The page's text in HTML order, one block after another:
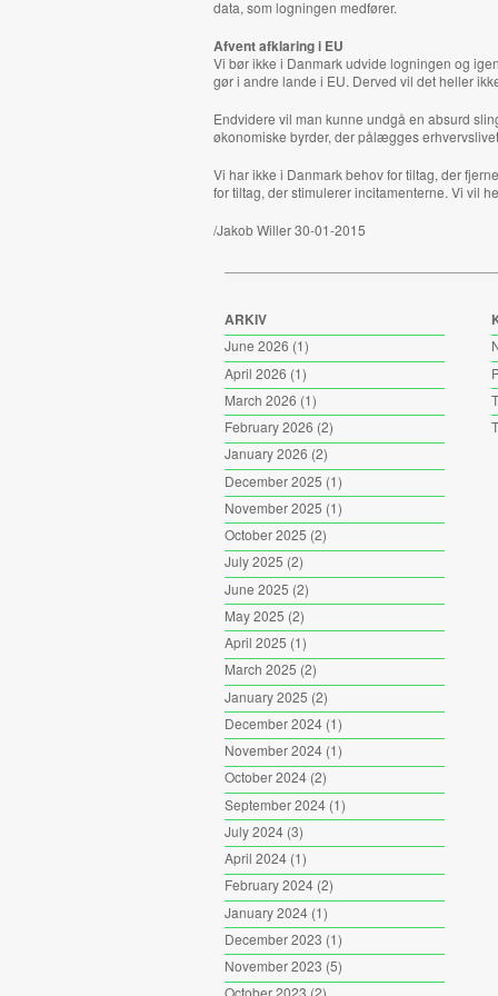
data, som logningen medfører.
Afvent afklaring i EU
Vi bør ikke i Danmark udvide logningen og
gør i andre lande i EU. Derved vil det heller
Endvidere vil man kunne undgå en absurd
økonomiske byrder, der pålægges
Vi har ikke i Danmark behov for tiltag, der
for tiltag, der stimulerer incitamenterne. Vi vil
/Jakob Willer 30-01-2015
ARKIV
June 2026 (1)
April 2026 (1)
March 2026 (1)
February 2026 (2)
January 2026 (2)
December 2025 (1)
November 2025 (1)
October 2025 (2)
July 2025 (2)
June 2025 (2)
May 2025 (2)
April 2025 (1)
March 2025 (2)
January 2025 (2)
December 2024(1)
November 2024(1)
October 2024(2)
September 2024(1)
July 2024(3)
April 2024(1)
February 2024(2)
January 2024(1)
December 2023 (1)
November 2023 (5)